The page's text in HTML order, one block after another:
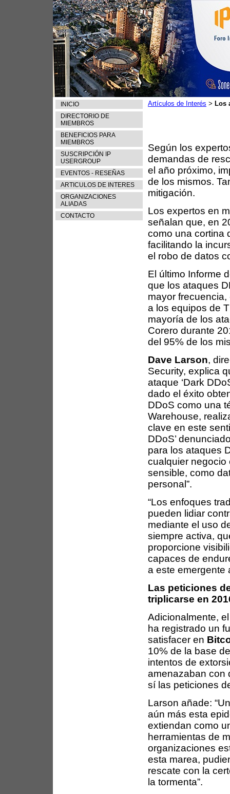
INICIO
DIRECTORIO DE
MIEMBROS
BENEFICIOS PARA
MIEMBROS
SUSCRIPCIÓN IP
USERGROUP
EVENTOS - RESEÑAS
ARTICULOS DE INTERES
ORGANIZACIONES
ALIADAS
CONTACTO
Artículos de Interés > Los
Según los
demandas de
el año próximo,
de los mismos.
mitigación.
Los expertos en
señalan que, en
como una cortina
facilitando la
el robo de datos
El último Informe
que los ataques
mayor
a los equipos de
mayoría de los
Corero durante
del 95% de los
Dave Larson,
Security, explica
ataque ‘Dark
dado el éxito
DDoS como una
Warehouse,
clave en este
DDoS’
para los ataques
cualquier negocio
sensible, como
personal”.
“Los enfoques
pueden lidiar
mediante el uso
siempre activa,
proporcione
capaces de
a este emergente
Las peticiones
triplicarse en
Adicionalmente,
ha registrado un
satisfacer en
10% de la base
intentos de
amenazaban con
sí las peticiones
Larson añade:
aún más esta
extiendan como
herramientas de
organizaciones
esta marea,
rescate con la
la tormenta”.